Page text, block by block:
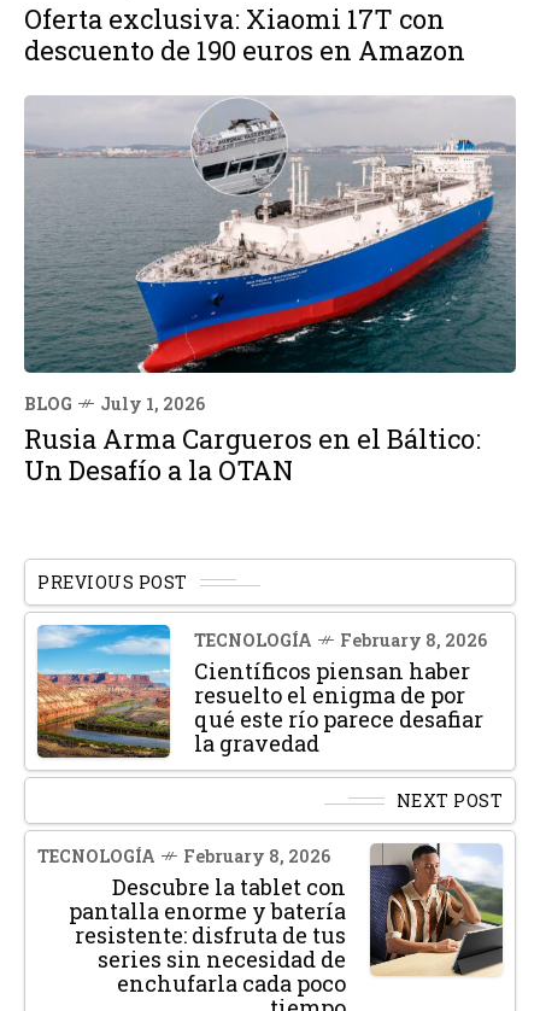
Oferta exclusiva: Xiaomi 17T con
descuento de 190 euros en Amazon
BLOG July 1, 2026
Rusia Arma Cargueros en el Báltico:
Un Desafío a la OTAN
PREVIOUS POST
TECNOLOGÍA February 8, 2026
Científicos piensan haber
resuelto el enigma de por
qué este río parece desafiar
la gravedad
NEXT POST
TECNOLOGÍA February 8, 2026
Descubre la tablet con
pantalla enorme y batería
resistente: disfruta de tus
series sin necesidad de
enchufarla cada poco